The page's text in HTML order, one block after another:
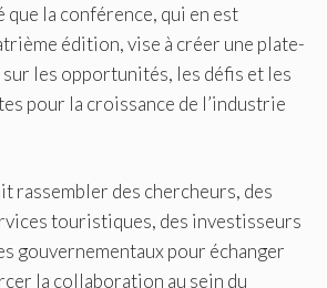
que la conférence, qui en est
édition, vise à créer une plate-
les opportunités, les défis et les
pour la croissance de l’industrie
rassembler des chercheurs, des
touristiques, des investisseurs
gouvernementaux pour échanger
la collaboration au sein du